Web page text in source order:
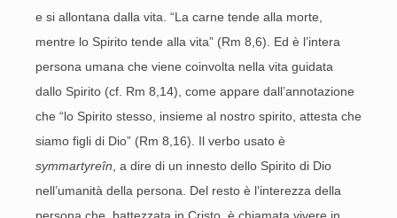
e si allontana dalla vita. “La carne tende alla morte,
mentre lo Spirito tende alla vita” (Rm 8,6). Ed è l’intera
persona umana che viene coinvolta nella vita guidata
dallo Spirito (cf. Rm 8,14), come appare dall’annotazione
che “lo Spirito stesso, insieme al nostro spirito, attesta che
siamo figli di Dio” (Rm 8,16). Il verbo usato è
symmartyreîn , a dire di un innesto dello Spirito di Dio
nell’umanità della persona. Del resto è l’interezza della